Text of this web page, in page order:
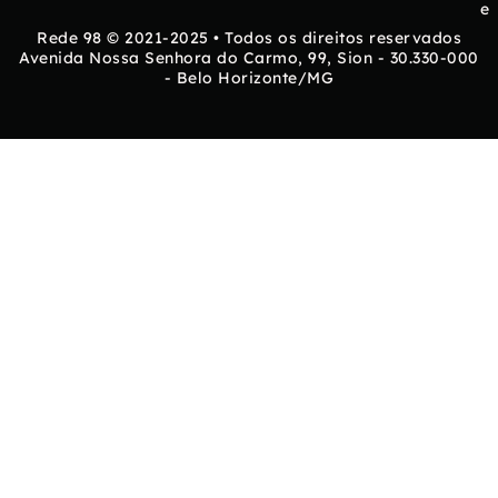
e
Rede 98 © 2021-2025 • Todos os direitos reservados
Avenida Nossa Senhora do Carmo, 99, Sion - 30.330-000
- Belo Horizonte/MG